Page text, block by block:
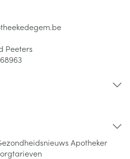
Peeters
Apotheker